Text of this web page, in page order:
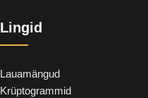
Lingid
Lauamängud
Krüptogrammid